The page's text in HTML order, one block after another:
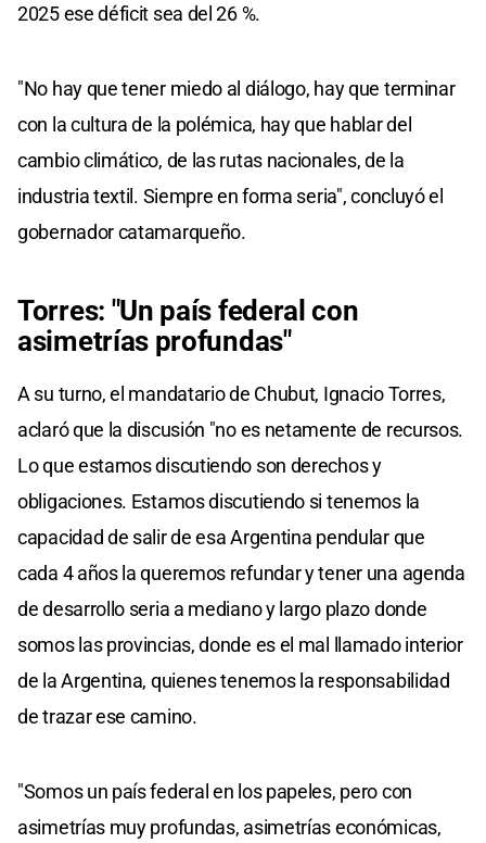
2025 ese déficit sea del 26 %.
"No hay que tener miedo al diálogo, hay que terminar
con la cultura de la polémica, hay que hablar del
cambio climático, de las rutas nacionales, de la
industria textil. Siempre en forma seria", concluyó el
gobernador catamarqueño.
Torres: "Un país federal con
asimetrías profundas"
A su turno, el mandatario de Chubut, Ignacio Torres,
aclaró que la discusión "no es netamente de recursos.
Lo que estamos discutiendo son derechos y
obligaciones. Estamos discutiendo si tenemos la
capacidad de salir de esa Argentina pendular que
cada 4 años la queremos refundar y tener una agenda
de desarrollo seria a mediano y largo plazo donde
somos las provincias, donde es el mal llamado interior
de la Argentina, quienes tenemos la responsabilidad
de trazar ese camino.
"Somos un país federal en los papeles, pero con
asimetrías muy profundas, asimetrías económicas,